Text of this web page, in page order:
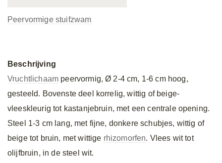
Peervormige stuifzwam
Beschrijving
Vruchtlichaam peervormig, Ø 2-4 cm, 1-6 cm hoog,
gesteeld. Bovenste deel korrelig, wittig of beige-
vleeskleurig tot kastanjebruin, met een centrale opening.
Steel 1-3 cm lang, met fijne, donkere schubjes, wittig of
beige tot bruin, met wittige rhizomorfen. Vlees wit tot
olijfbruin, in de steel wit.